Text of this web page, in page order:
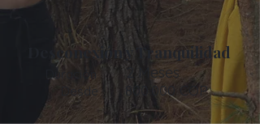
Desconexión y Tranquilidad
Duración
Desde
2 Meses
800.000 COP